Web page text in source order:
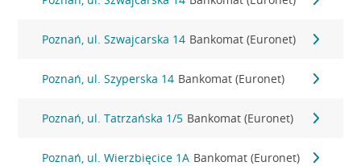
Poznań, ul. Szwajcarska 14 Bankomat (Euronet)
Poznań, ul. Szyperska 14 Bankomat (Euronet)
Poznań, ul. Tatrzańska 1/5 Bankomat (Euronet)
Poznań, ul. Wierzbięcice 1A Bankomat (Euronet)